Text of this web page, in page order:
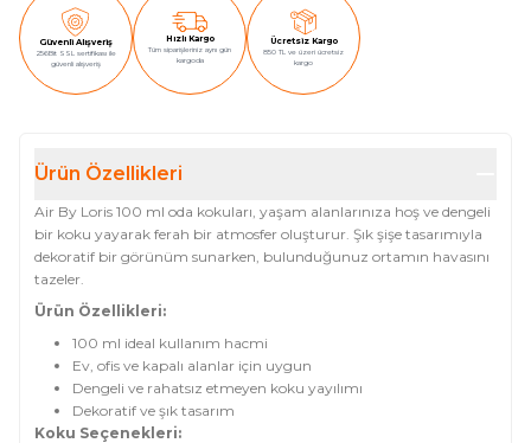
Güvenli Alışveriş
256Bit SSL sertifikası ile
güvenli alışveriş
Hızlı Kargo
Tüm siparişleriniz aynı gün
kargoda
Ücretsiz Kargo
850 TL ve üzeri ücretsiz
kargo
Ürün Özellikleri
Air By Loris 100 ml oda kokuları, yaşam alanlarınıza hoş ve dengeli
bir koku yayarak ferah bir atmosfer oluşturur. Şık şişe tasarımıyla
dekoratif bir görünüm sunarken, bulunduğunuz ortamın havasını
tazeler.
Ürün Özellikleri:
100 ml ideal kullanım hacmi
Ev, ofis ve kapalı alanlar için uygun
Dengeli ve rahatsız etmeyen koku yayılımı
Dekoratif ve şık tasarım
Koku Seçenekleri: